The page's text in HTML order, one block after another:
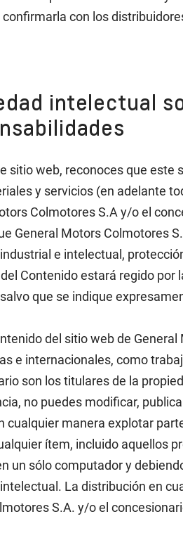
con los
intelectual
sitio web, reconoces que
y servicios (en adelante
Colmotores S.A y/o el
General Motors Colmotores
e intelectual,
Contenido estará regido
que se indique
del sitio web de
e internacionales, como
son los titulares de la
no puedes modificar,
cualquier manera explotar
ítem, incluido aquellos
un sólo computador y
La distribución en
S.A. y/o el